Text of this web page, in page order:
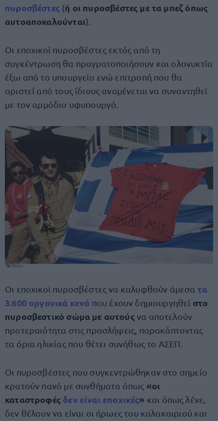
πυροσβέστες (ή οι πυροσβέστες με τα μπεζ όπως
αυτοαποκαλούνται).
Οι εποχικοί πυροσβέστες εκτός από τη
συγκέντρωση θα πραγματοποιήσουν και ολονυκτία
έξω από το υπουργείο ενώ επιτροπή που θα
οριστεί από τους ίδιους αναμένεται να συναντηθεί
με τον αρμόδιο υφυπουργό.
Οι εποχικοί πυροσβέστες να καλυφθούν άμεσα τα
3.600 οργανικά κενά που έχουν δημιουργηθεί στο
πυροσβεστικό σώμα με αυτούς να αποτελούν
προτεραιότητα στις προσλήψεις, παρακάπτοντας
τα όρια ηλικίας που θέτει συνήθως το ΑΣΕΠ.
Οι πυροσβέστες που συγκεντρώθηκαν στο σημείο
κρατούν πανό με συνθήματα όπως «οι
καταστροφές δεν είναι εποχικές» και όπως λένε,
δεν θέλουν να είναι οι ήρωες του καλοκαιριού και